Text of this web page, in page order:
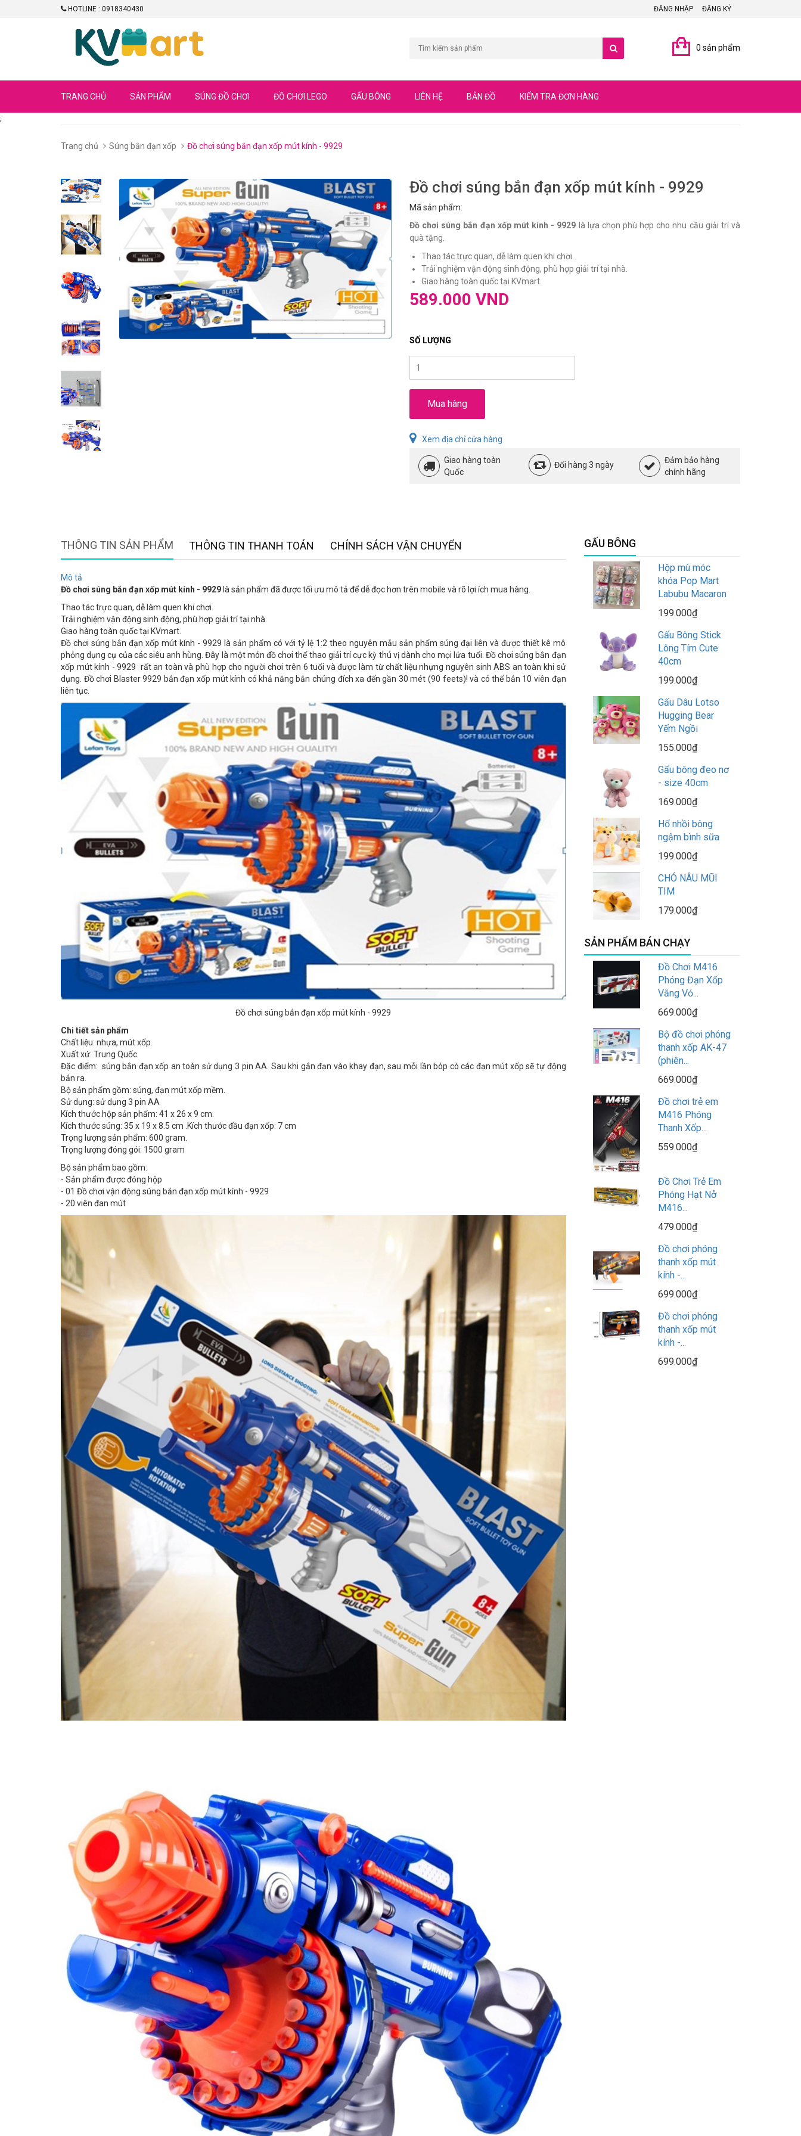
HOTLINE : 0918340430 ĐĂNG NHẬP ĐĂNG KÝ
0 sản phẩm
TRANG CHỦ SẢN PHẨM SÚNG ĐỒ CHƠI ĐỒ CHƠI LEGO GẤU BÔNG LIÊN HỆ BẢN ĐỒ KIỂM TRA ĐƠN HÀNG
;
Trang chủ Súng bắn đạn xốp Đồ chơi súng bắn đạn xốp mút kính - 9929
Đồ chơi súng bắn đạn xốp mút kính - 9929
Mã sản phẩm:
Đồ chơi súng bắn đạn xốp mút kính - 9929 là lựa chọn phù hợp cho nhu cầu giải trí và
quà tặng.
Thao tác trực quan, dễ làm quen khi chơi.
Trải nghiệm vận động sinh động, phù hợp giải trí tại nhà.
Giao hàng toàn quốc tại KVmart.
589.000 VND
SỐ LƯỢNG
Mua hàng
Xem địa chỉ cửa hàng
Giao hàng toàn
Quốc
Đổi hàng 3 ngày
Đảm bảo hàng
chính hãng
THÔNG TIN SẢN PHẨM THÔNG TIN THANH TOÁN CHÍNH SÁCH VẬN CHUYỂN
Mô tả
Đồ chơi súng bắn đạn xốp mút kính - 9929 là sản phẩm đã được tối ưu mô tả để dễ đọc hơn trên mobile và rõ lợi ích mua hàng.
Thao tác trực quan, dễ làm quen khi chơi.
Trải nghiệm vận động sinh động, phù hợp giải trí tại nhà.
Giao hàng toàn quốc tại KVmart.
Đồ chơi súng bắn đạn xốp mút kính - 9929 là sản phẩm có với tỷ lệ 1:2 theo nguyên mẫu sản phẩm súng đại liên và được thiết kê mô
phỏng dụng cụ của các siêu anh hùng. Đây là một món đồ chơi thể thao giải trí cực kỳ thú vị dành cho mọi lứa tuổi. Đồ chơi súng bắn đạn
xốp mút kính - 9929 rất an toàn và phù hợp cho người chơi trên 6 tuổi và được làm từ chất liệu nhựng nguyên sinh ABS an toàn khi sử
dụng. Đồ chơi Blaster 9929 bắn đạn xốp mút kính có khả năng bắn chúng đích xa đến gần 30 mét (90 feets)! và có thể bắn 10 viên đạn
liên tục.
Đồ chơi súng bắn đạn xốp mút kính - 9929
Chi tiết sản phẩm
Chất liệu: nhựa, mút xốp.
Xuất xứ: Trung Quốc
Đặc điểm: súng bắn đạn xốp an toàn sử dụng 3 pin AA. Sau khi gắn đạn vào khay đạn, sau mỗi lần bóp cò các đạn mút xốp sẽ tự động
bắn ra.
Bộ sản phẩm gồm: súng, đạn mút xốp mềm.
Sử dụng: sử dụng 3 pin AA
Kích thước hộp sản phẩm: 41 x 26 x 9 cm.
Kích thước súng: 35 x 19 x 8.5 cm .Kích thước đầu đạn xốp: 7 cm
Trọng lượng sản phẩm: 600 gram.
Trọng lượng đóng gói: 1500 gram
Bộ sản phẩm bao gồm:
- Sản phẩm được đóng hộp
- 01 Đồ chơi vận động súng bắn đạn xốp mút kính - 9929
- 20 viên đan mút
GẤU BÔNG
Hộp mù móc
khóa Pop Mart
Labubu Macaron
199.000₫
Gấu Bông Stick
Lông Tím Cute
40cm
199.000₫
Gấu Dâu Lotso
Hugging Bear
Yếm Ngồi
155.000₫
Gấu bông đeo nơ
- size 40cm
169.000₫
Hổ nhồi bông
ngậm bình sữa
199.000₫
CHÓ NÂU MŨI
TIM
179.000₫
SẢN PHẨM BÁN CHẠY
Đồ Chơi M416
Phóng Đạn Xốp
Văng Vỏ...
669.000₫
Bộ đồ chơi phóng
thanh xốp AK-47
(phiên...
669.000₫
Đồ chơi trẻ em
M416 Phóng
Thanh Xốp...
559.000₫
Đồ Chơi Trẻ Em
Phóng Hạt Nở
M416...
479.000₫
Đồ chơi phóng
thanh xốp mút
kính -...
699.000₫
Đồ chơi phóng
thanh xốp mút
kính -...
699.000₫